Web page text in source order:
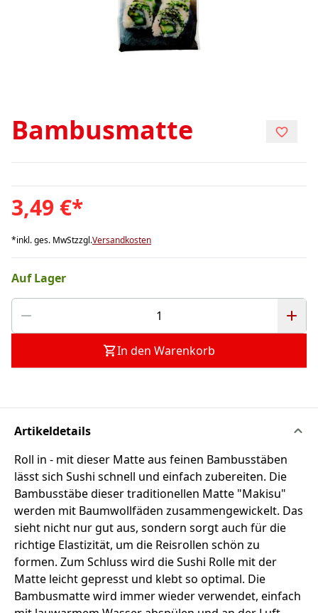
Bambusmatte
3,49 €*
*inkl. ges. MwStzzgl.Versandkosten
Auf Lager
In den Warenkorb
Artikeldetails
Roll in - mit dieser Matte aus feinen Bambusstäben
lässt sich Sushi schnell und einfach zubereiten. Die
Bambusstäbe dieser traditionellen Matte "Makisu"
werden mit Baumwollfäden zusammengewickelt. Das
sieht nicht nur gut aus, sondern sorgt auch für die
richtige Elastizität, um die Reisrollen schön zu
formen. Zum Schluss wird die Sushi Rolle mit der
Matte leicht gepresst und klebt so optimal. Die
Bambusmatte wird immer wieder verwendet, einfach